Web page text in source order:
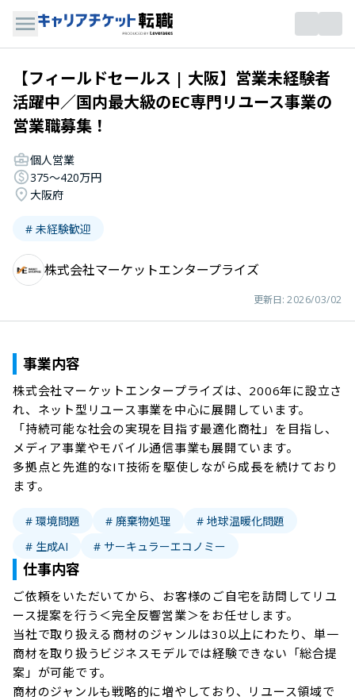
【フィールドセールス | 大阪】営業未経験者
活躍中／国内最大級のEC専門リユース事業の
営業職募集！
個人営業
375〜420万円
大阪府
# 未経験歓迎
株式会社マーケットエンタープライズ
更新日: 2026/03/02
事業内容
株式会社マーケットエンタープライズは、2006年に設立さ
れ、ネット型リユース事業を中心に展開しています。
「持続可能な社会の実現を目指す最適化商社」を目指し、
メディア事業やモバイル通信事業も展開ています。
多拠点と先進的なIT技術を駆使しながら成長を続けており
ます。
# 環境問題 # 廃棄物処理
# 地球温暖化問題
# 生成AI
# サーキュラーエコノミー
仕事内容
ご依頼をいただいてから、お客様のご自宅を訪問してリユ
ース提案を行う＜完全反響営業＞をお任せします。
当社で取り扱える商材のジャンルは30以上にわたり、単一
商材を取り扱うビジネスモデルでは経験できない「総合提
案」が可能です。
商材のジャンルも戦略的に増やしており、リユース領域で